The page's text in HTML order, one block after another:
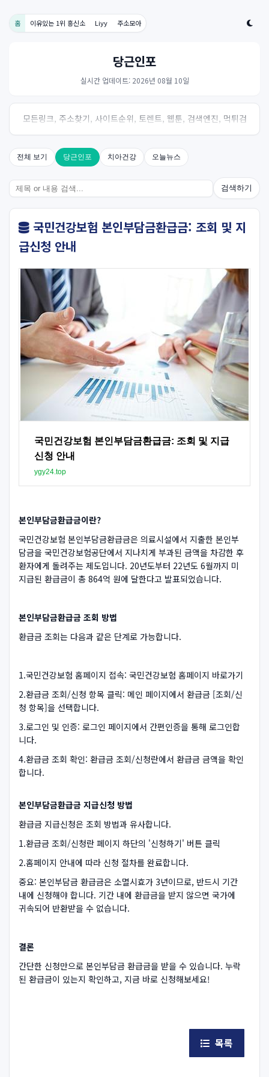
홈 이유있는 1위 흥신소 Liyy 주소모아
당근인포
실시간 업데이트: 2026년 08월 10일
모든링크, 주소찾기, 사이트순위, 토렌트, 웹툰, 검색엔진, 먹튀검
증, 스포츠, 드라마, 커뮤니티 링크사이트! 여기여
전체 보기 당근인포 치아건강 오늘뉴스
검색하기
국민건강보험 본인부담금환급금: 조회 및 지
급신청 안내
국민건강보험 본인부담금환급금: 조회 및 지급
신청 안내
ygy24.top
본인부담금환급금이란?
국민건강보험 본인부담금환급금은 의료시설에서 지출한 본인부
담금을 국민건강보험공단에서 지나치게 부과된 금액을 차감한 후
환자에게 돌려주는 제도입니다. 20년도부터 22년도 6월까지 미
지급된 환급금이 총 864억 원에 달한다고 발표되었습니다.
본인부담금환급금 조회 방법
환급금 조회는 다음과 같은 단계로 가능합니다.
1.국민건강보험 홈페이지 접속: 국민건강보험 홈페이지 바로가기
2.환급금 조회/신청 항목 클릭: 메인 페이지에서 환급금 [조회/신
청 항목]을 선택합니다.
3.로그인 및 인증: 로그인 페이지에서 간편인증을 통해 로그인합
니다.
4.환급금 조회 확인: 환급금 조회/신청란에서 환급금 금액을 확인
합니다.
본인부담금환급금 지급신청 방법
환급금 지급신청은 조회 방법과 유사합니다.
1.환급금 조회/신청란 페이지 하단의 '신청하기' 버튼 클릭
2.홈페이지 안내에 따라 신청 절차를 완료합니다.
중요: 본인부담금 환급금은 소멸시효가 3년이므로, 반드시 기간
내에 신청해야 합니다. 기간 내에 환급금을 받지 않으면 국가에
귀속되어 반환받을 수 없습니다.
결론
간단한 신청만으로 본인부담금 환급금을 받을 수 있습니다. 누락
된 환급금이 있는지 확인하고, 지금 바로 신청해보세요!
목록